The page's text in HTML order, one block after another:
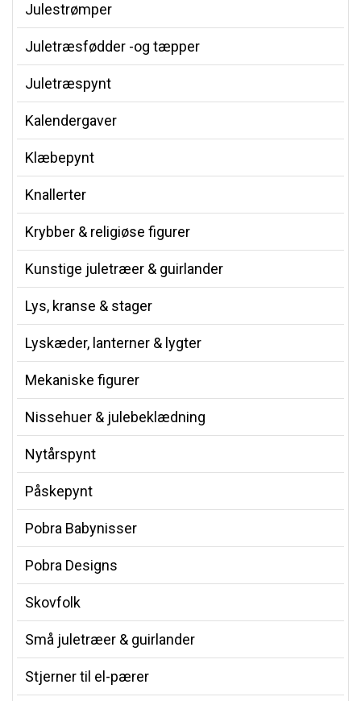
Julestrømper
Juletræsfødder -og tæpper
Juletræspynt
Kalendergaver
Klæbepynt
Knallerter
Krybber & religiøse figurer
Kunstige juletræer & guirlander
Lys, kranse & stager
Lyskæder, lanterner & lygter
Mekaniske figurer
Nissehuer & julebeklædning
Nytårspynt
Påskepynt
Pobra Babynisser
Pobra Designs
Skovfolk
Små juletræer & guirlander
Stjerner til el-pærer